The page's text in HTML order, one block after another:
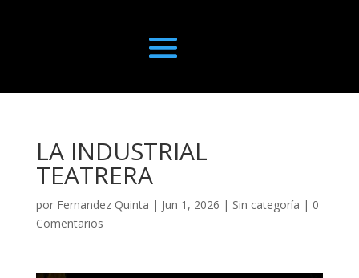
LA INDUSTRIAL
TEATRERA
por Fernandez Quinta | Jun 1, 2026 | Sin categoría | 0
Comentarios